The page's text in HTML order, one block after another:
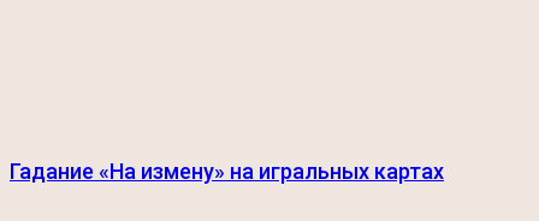
Гадание «На измену» на игральных картах